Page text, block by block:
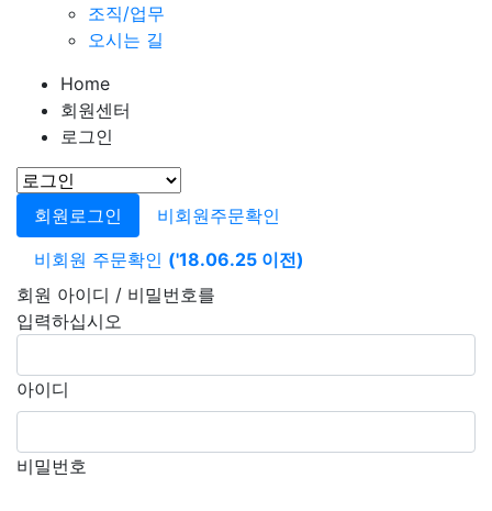
조직/업무
오시는 길
Home
회원센터
로그인
회원로그인
비회원주문확인
비회원 주문확인 ('18.06.25 이전)
회원 아이디 / 비밀번호를
입력하십시오
아이디
비밀번호